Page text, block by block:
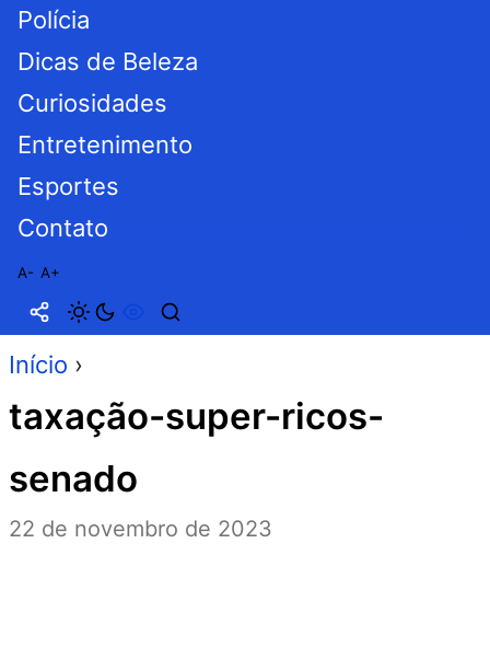
Polícia
Dicas de Beleza
Curiosidades
Entretenimento
Esportes
Contato
A- A+
Início ›
taxação-super-ricos-
senado
22 de novembro de 2023